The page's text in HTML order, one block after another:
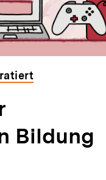
Bildung